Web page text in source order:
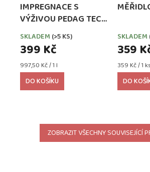
IMPREGNACE S
VÝŽIVOU PEDAG TECH
WATERPROOFER,
EXTRA SILNÁ
SKLADEM (>5 KS)
399 Kč
Měrná
cena:
997,50 Kč / 1 l
DO KOŠÍKU
SKLADEM
359
Měrná
cena:
359 Kč / 1 ks
DO
ZOBRAZIT VŠECHNY SOUVISEJÍCÍ